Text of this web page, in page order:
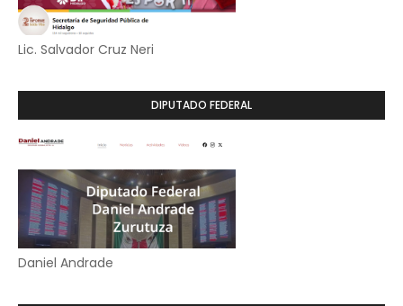
Lic. Salvador Cruz Neri
DIPUTADO FEDERAL
Daniel Andrade